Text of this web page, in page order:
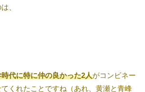
、
代に特に仲の良かった2人がコンビネー
くれたことですね（あれ、黄瀬と青峰